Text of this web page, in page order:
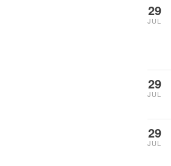
29
JUL
29
JUL
29
JUL